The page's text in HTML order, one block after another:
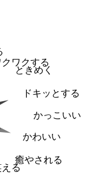
クワクする
ときめく
ドキッとする
かっこいい
かわいい
癒やされる
える